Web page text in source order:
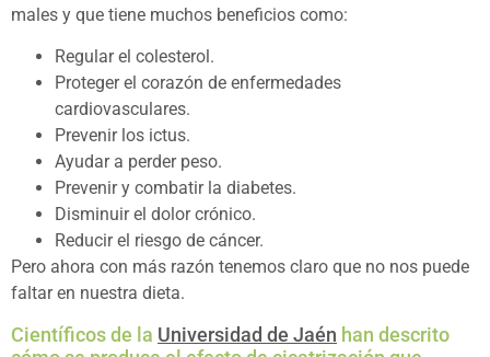
males y que tiene muchos beneficios como:
Regular el colesterol.
Proteger el corazón de enfermedades
cardiovasculares.
Prevenir los ictus.
Ayudar a perder peso.
Prevenir y combatir la diabetes.
Disminuir el dolor crónico.
Reducir el riesgo de cáncer.
Pero ahora con más razón tenemos claro que no nos puede
faltar en nuestra dieta.
Científicos de la Universidad de Jaén han descrito